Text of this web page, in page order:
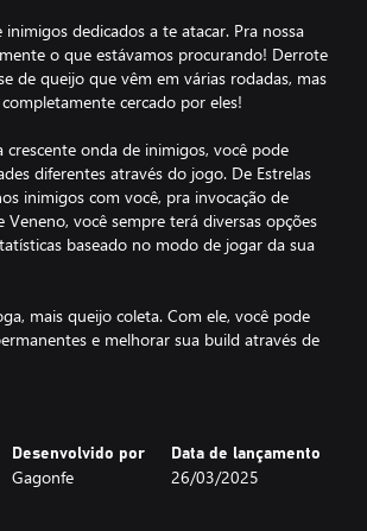
dedicados a te atacar. Pra nossa
o que estávamos procurando! Derrote
de queijo que vêm em várias rodadas, mas
cercado por eles!
crescente onda de inimigos, você pode
diferentes através do jogo. De Estrelas
inimigos com você, pra invocação de
Veneno, você sempre terá diversas opções
baseado no modo de jogar da sua
mais queijo coleta. Com ele, você pode
e melhorar sua build através de
um roedor nerd, um soldado batido,
Desenvolvido por
Gagonfe
Data de lançamento
26/03/2025